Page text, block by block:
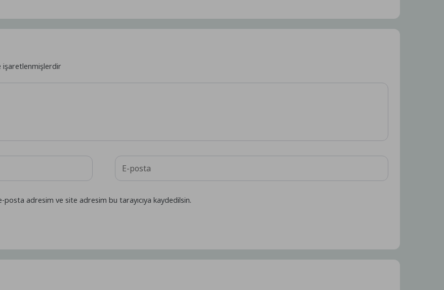
işaretlenmişlerdir
posta adresim ve site adresim bu tarayıcıya kaydedilsin.